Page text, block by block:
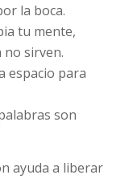
la boca.
tu mente,
no sirven.
espacio para
son
ayuda a liberar